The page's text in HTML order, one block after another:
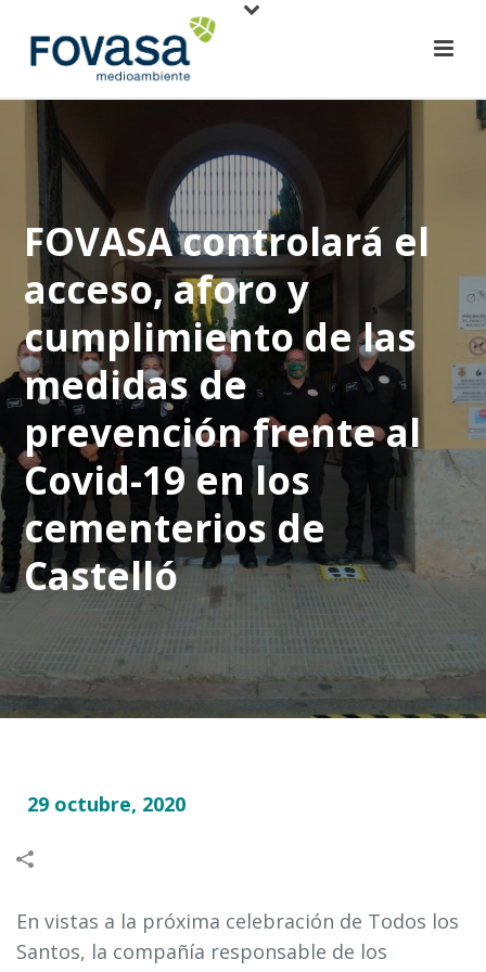
FOVASA controlará el
acceso, aforo y
cumplimiento de las
medidas de
prevención frente al
Covid-19 en los
cementerios de
Castelló
29 octubre, 2020
En vistas a la próxima celebración de Todos los
Santos, la compañía responsable de los